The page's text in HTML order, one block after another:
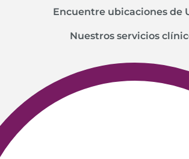
Encuentre ubicaciones de
Nuestros servicios